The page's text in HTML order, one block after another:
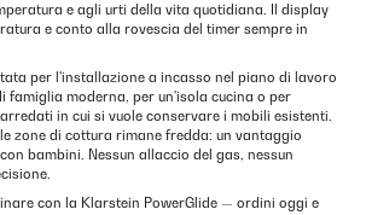
e agli urti della vita quotidiana. Il display
e conto alla rovescia del timer sempre in
per l'installazione a incasso nel piano di lavoro
famiglia moderna, per un'isola cucina o per
in cui si vuole conservare i mobili esistenti.
zone di cottura rimane fredda: un vantaggio
bambini. Nessun allaccio del gas, nessun
con la Klarstein PowerGlide — ordini oggi e